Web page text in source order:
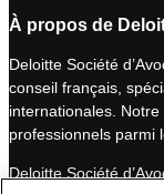
k
e
d
I
n
T
u
b
e
À propos de
Deloitte Société
conseil français,
internationales.
professionnels parmi
Deloitte Société